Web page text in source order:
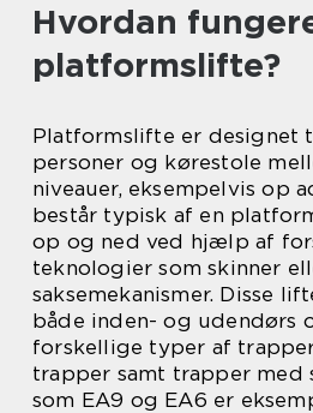
Hvordan
platformslifte?
Platformslifte er designet
personer og kørestole
niveauer, eksempelvis op
består typisk af en
op og ned ved hjælp af
teknologier som skinner
saksemekanismer. Disse
både inden- og udendørs
forskellige typer af
trapper samt trapper med
som EA9 og EA6 er